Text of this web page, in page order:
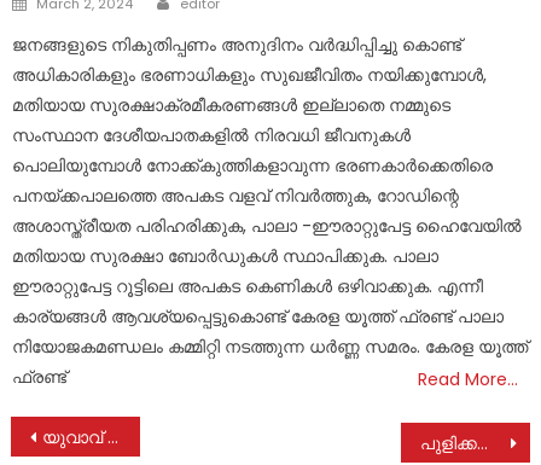
ജനങ്ങളുടെ നികുതിപ്പണം അനുദിനം വർദ്ധിപ്പിച്ചു കൊണ്ട്
അധികാരികളും ഭരണാധികളും സുഖജീവിതം നയിക്കുമ്പോൾ,
മതിയായ സുരക്ഷാക്രമീകരണങ്ങൾ ഇല്ലാതെ നമ്മുടെ
സംസ്ഥാന ദേശീയപാതകളിൽ നിരവധി ജീവനുകൾ
പൊലിയുമ്പോൾ നോക്ക്കുത്തികളാവുന്ന ഭരണകാർക്കെതിരെ
പനയ്ക്കപാലത്തെ അപകട വളവ് നിവർത്തുക, റോഡിന്റെ
അശാസ്ത്രീയത പരിഹരിക്കുക, പാലാ -ഈരാറ്റുപേട്ട ഹൈവേയിൽ
മതിയായ സുരക്ഷാ ബോർഡുകൾ സ്ഥാപിക്കുക. പാലാ
ഈരാറ്റുപേട്ട റൂട്ടിലെ അപകട കെണികൾ ഒഴിവാക്കുക. എന്നീ
കാര്യങ്ങൾ ആവശ്യപ്പെട്ടുകൊണ്ട് കേരള യൂത്ത് ഫ്രണ്ട് പാലാ
നിയോജകമണ്ഡലം കമ്മിറ്റി നടത്തുന്ന ധർണ്ണ സമരം. കേരള യൂത്ത്
ഫ്രണ്ട്
Read More…
Post
യുവാവ് ചികിത്സക്കായി സുമനസുകളുടെ സഹായം തേടുന്നു പുളിക്കൽ (പാറയിൽ) പെണ്ണമ്മ നിര്യാതയായി